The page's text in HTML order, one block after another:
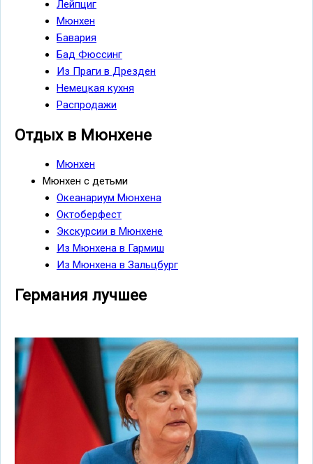
Лейпциг
Мюнхен
Бавария
Бад Фюссинг
Из Праги в Дрезден
Немецкая кухня
Распродажи
Отдых в Мюнхене
Мюнхен
Мюнхен с детьми
Океанариум Мюнхена
Октоберфест
Экскурсии в Мюнхене
Из Мюнхена в Гармиш
Из Мюнхена в Зальцбург
Германия лучшее